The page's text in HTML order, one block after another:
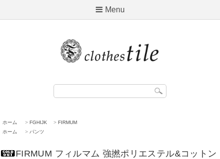
Menu
ホーム > FGHIJK > FIRMUM
ホーム
> パンツ
FIRMUM フィルマム 強撚ポリエステル&コットン